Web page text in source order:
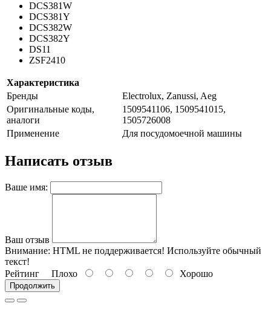
DCS381W
DCS381Y
DCS382W
DCS382Y
DS11
ZSF2410
Характеристика
Бренды
Electrolux, Zanussi, Aeg
Оригинальные коды,
аналоги
1509541106, 1509541015,
1505726008
Применение
Для посудомоечной машины
Написать отзыв
Ваше имя:
Ваш отзыв
Внимание: HTML не поддерживается! Используйте обычный
текст!
Рейтинг Плохо Хорошо
Продолжить